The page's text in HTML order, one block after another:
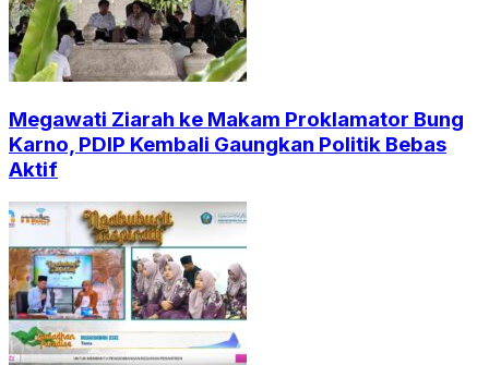
Megawati Ziarah ke Makam Proklamator Bung
Karno, PDIP Kembali Gaungkan Politik Bebas
Aktif